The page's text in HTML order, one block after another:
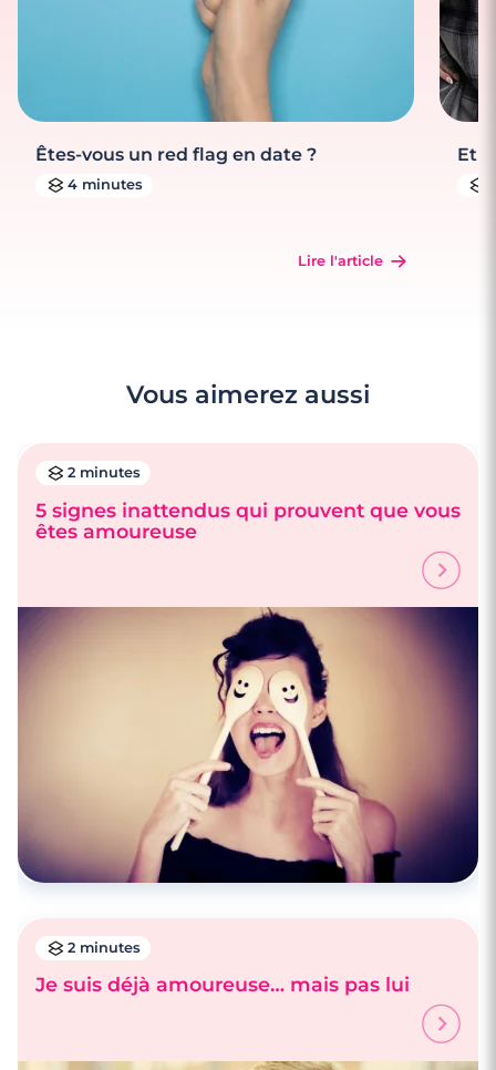
Êtes-vous un red flag en date ?
4 minutes
Lire l'article
Et
Vous aimerez aussi
2 minutes
5 signes inattendus qui prouvent que vous
êtes amoureuse
2 minutes
Je suis déjà amoureuse… mais pas lui